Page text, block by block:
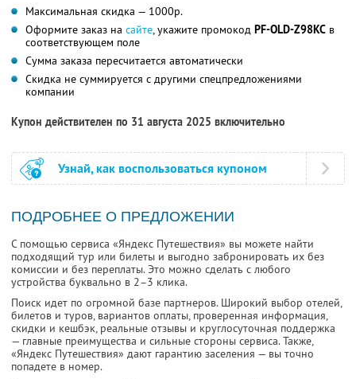
Максимальная скидка — 1000р.
Оформите заказ на сайте, укажите промокод PF-OLD-Z98KC в
соответствующем поле
Сумма заказа пересчитается автоматически
Скидка не суммируется с другими спецпредложениями
компании
Купон действителен по 31 августа 2025 включительно
Узнай, как воспользоваться купоном
ПОДРОБНЕЕ О ПРЕДЛОЖЕНИИ
С помощью сервиса «Яндекс Путешествия» вы можете найти
подходящий тур или билеты и выгодно забронировать их без
комиссии и без переплаты. Это можно сделать с любого
устройства буквально в 2–3 клика.
Поиск идет по огромной базе партнеров. Широкий выбор отелей,
билетов и туров, вариантов оплаты, проверенная информация,
скидки и кешбэк, реальные отзывы и круглосуточная поддержка
— главные преимущества и сильные стороны сервиса. Также,
«Яндекс Путешествия» дают гарантию заселения — вы точно
попадете в номер.